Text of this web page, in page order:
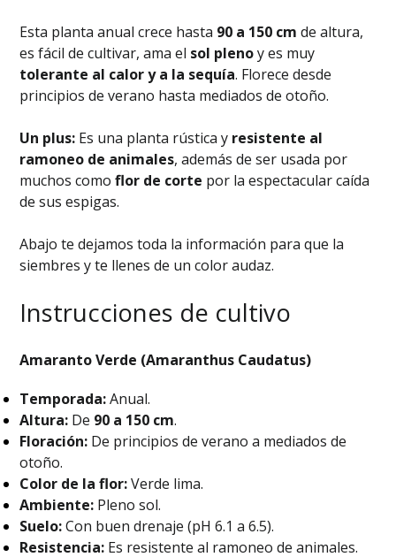
Esta planta anual crece hasta 90 a 150 cm de altura,
es fácil de cultivar, ama el sol plenoy es muy
tolerante al calor y a la sequía. Florece desde
principios de verano hasta mediados de otoño.
Un plus: Es una planta rústica y resistente al
ramoneo de animales, además de ser usada por
muchos comoflor de corte por la espectacular caída
de sus espigas.
Abajo te dejamos toda la información para que la
siembres y te llenes de un color audaz.
Instrucciones de cultivo
Amaranto Verde (Amaranthus Caudatus)
Temporada:Anual.
Altura: De 90 a 150 cm.
Floración: De principios de verano a mediados de
otoño.
Color de la flor:Verde lima.
Ambiente: Pleno sol.
Suelo:Con buen drenaje (pH 6.1 a 6.5).
Resistencia: Es resistente al ramoneo de animales.